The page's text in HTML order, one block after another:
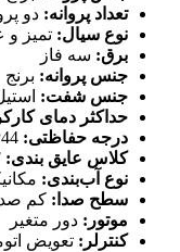
تعداد پروانه: دو
نوع سیال: تمیز و
برق: سه فاز
جنس پروانه: برنج
جنس شفت:
حداکثر دمای
درجه حفاظتی:
کلاس عایق بندی:
نوع آب‌بندی:
سطح صدا: کم صدا
موتور: دور متغیر
کنترلر: تعویض